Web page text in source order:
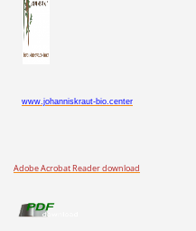
www.johanniskraut-bio.center
Adobe Acrobat Reader download